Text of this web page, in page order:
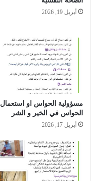
أبريل 19, 2026
مسؤولية الحواس او استعمال
الحواس في الخير و الشر
أبريل 17, 2026